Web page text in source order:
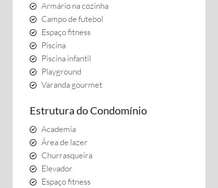
Armário na cozinha
Campo de futebol
Espaço fitness
Piscina
Piscina infantil
Playground
Varanda gourmet
Estrutura do Condomínio
Academia
Área de lazer
Churrasqueira
Elevador
Espaço fitness